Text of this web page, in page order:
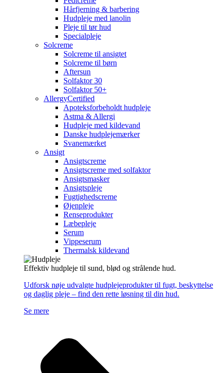
Hårfjerning & barbering
Hudpleje med lanolin
Pleje til tør hud
Specialpleje
Solcreme
Solcreme til ansigtet
Solcreme til børn
Aftersun
Solfaktor 30
Solfaktor 50+
AllergyCertified
Apoteksforbeholdt hudpleje
Astma & Allergi
Hudpleje med kildevand
Danske hudplejemærker
Svanemærket
Ansigt
Ansigtscreme
Ansigtscreme med solfaktor
Ansigtsmasker
Ansigtspleje
Fugtighedscreme
Øjenpleje
Renseprodukter
Læbepleje
Serum
Vippeserum
Thermalsk kildevand
Effektiv hudpleje til sund, blød og strålende hud.
Udforsk nøje udvalgte hudplejeprodukter til fugt, beskyttelse
og daglig pleje – find den rette løsning til din hud.
Se mere